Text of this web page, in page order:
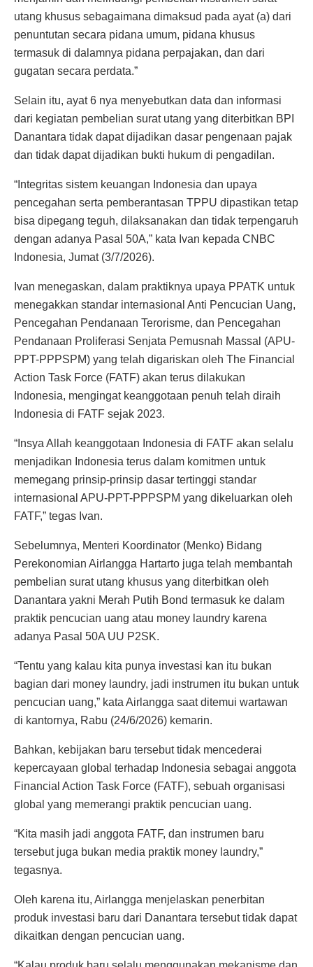
utang khusus sebagaimana dimaksud pada ayat (a) dari
penuntutan secara pidana umum, pidana khusus
termasuk di dalamnya pidana perpajakan, dan dari
gugatan secara perdata.”
Selain itu, ayat 6 nya menyebutkan data dan informasi
dari kegiatan pembelian surat utang yang diterbitkan BPI
Danantara tidak dapat dijadikan dasar pengenaan pajak
dan tidak dapat dijadikan bukti hukum di pengadilan.
“Integritas sistem keuangan Indonesia dan upaya
pencegahan serta pemberantasan TPPU dipastikan tetap
bisa dipegang teguh, dilaksanakan dan tidak terpengaruh
dengan adanya Pasal 50A,” kata Ivan kepada CNBC
Indonesia, Jumat (3/7/2026).
Ivan menegaskan, dalam praktiknya upaya PPATK untuk
menegakkan standar internasional Anti Pencucian Uang,
Pencegahan Pendanaan Terorisme, dan Pencegahan
Pendanaan Proliferasi Senjata Pemusnah Massal (APU-
PPT-PPPSPM) yang telah digariskan oleh The Financial
Action Task Force (FATF) akan terus dilakukan
Indonesia, mengingat keanggotaan penuh telah diraih
Indonesia di FATF sejak 2023.
“Insya Allah keanggotaan Indonesia di FATF akan selalu
menjadikan Indonesia terus dalam komitmen untuk
memegang prinsip-prinsip dasar tertinggi standar
internasional APU-PPT-PPPSPM yang dikeluarkan oleh
FATF,” tegas Ivan.
Sebelumnya, Menteri Koordinator (Menko) Bidang
Perekonomian Airlangga Hartarto juga telah membantah
pembelian surat utang khusus yang diterbitkan oleh
Danantara yakni Merah Putih Bond termasuk ke dalam
praktik pencucian uang atau money laundry karena
adanya Pasal 50A UU P2SK.
“Tentu yang kalau kita punya investasi kan itu bukan
bagian dari money laundry, jadi instrumen itu bukan untuk
pencucian uang,” kata Airlangga saat ditemui wartawan
di kantornya, Rabu (24/6/2026) kemarin.
Bahkan, kebijakan baru tersebut tidak mencederai
kepercayaan global terhadap Indonesia sebagai anggota
Financial Action Task Force (FATF), sebuah organisasi
global yang memerangi praktik pencucian uang.
“Kita masih jadi anggota FATF, dan instrumen baru
tersebut juga bukan media praktik money laundry,”
tegasnya.
Oleh karena itu, Airlangga menjelaskan penerbitan
produk investasi baru dari Danantara tersebut tidak dapat
dikaitkan dengan pencucian uang.